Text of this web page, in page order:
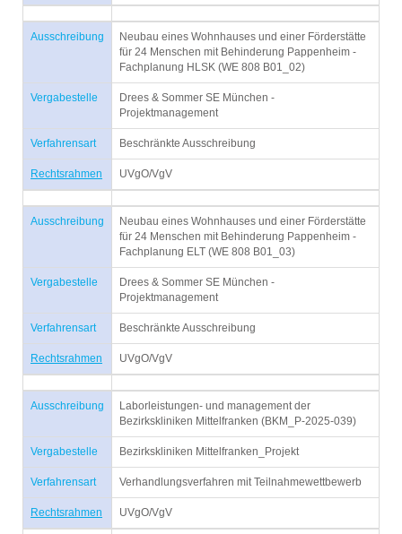
Ausschreibung
Neubau eines Wohnhauses und einer Förderstätte
für 24 Menschen mit Behinderung Pappenheim -
Fachplanung HLSK (WE 808 B01_02)
Vergabestelle
Drees & Sommer SE München -
Projektmanagement
Verfahrensart Beschränkte Ausschreibung
Rechtsrahmen UVgO/VgV
Ausschreibung
Neubau eines Wohnhauses und einer Förderstätte
für 24 Menschen mit Behinderung Pappenheim -
Fachplanung ELT (WE 808 B01_03)
Vergabestelle
Drees & Sommer SE München -
Projektmanagement
Verfahrensart Beschränkte Ausschreibung
Rechtsrahmen UVgO/VgV
Ausschreibung
Laborleistungen- und management der
Bezirkskliniken Mittelfranken (BKM_P-2025-039)
Vergabestelle Bezirkskliniken Mittelfranken_Projekt
Verfahrensart Verhandlungsverfahren mit Teilnahmewettbewerb
Rechtsrahmen UVgO/VgV